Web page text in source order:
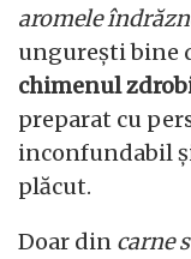
aromele
ungurești bine
chimenul
preparat cu
inconfundabil
plăcut.
Doar din carne